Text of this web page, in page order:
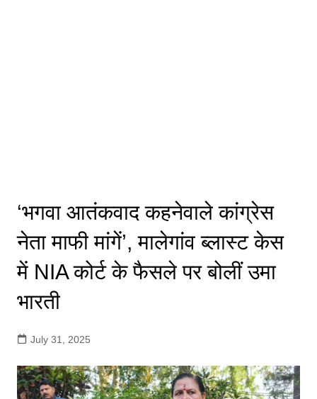
‘भगवा आतंकवाद कहनेवाले कांग्रेस
नेता माफी मांगें’, मालेगांव ब्लास्ट केस
में NIA कोर्ट के फैसले पर बोलीं उमा
भारती
July 31, 2025